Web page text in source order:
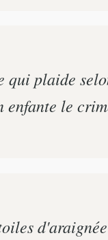
plaide
enfante le